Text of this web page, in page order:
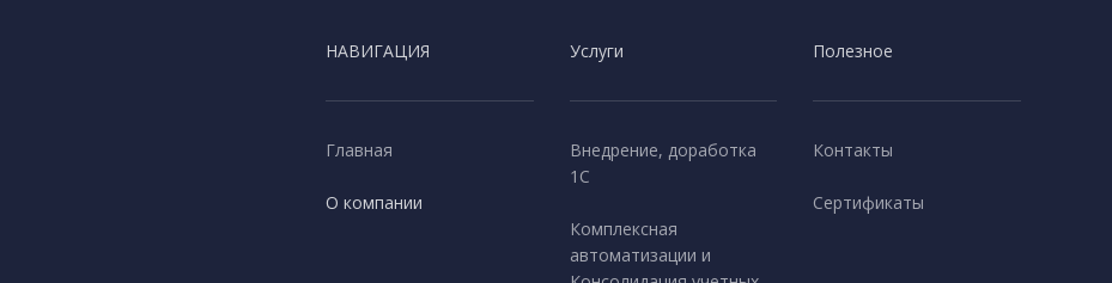
НАВИГАЦИЯ
Главная
О компании
Услуги
Внедрение, доработка
1С
Комплексная
автоматизации и
Полезное
Контакты
Сертификаты